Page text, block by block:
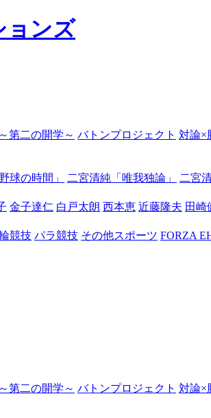
第二の開学～ バトンプロジェクト 対論×
球の時間」 二宮清純「唯我独論」 二宮
金子達仁 白戸太朗 西本恵 近藤隆夫 田崎
競技 パラ競技 その他スポーツ FORZA
第二の開学～ バトンプロジェクト 対論×